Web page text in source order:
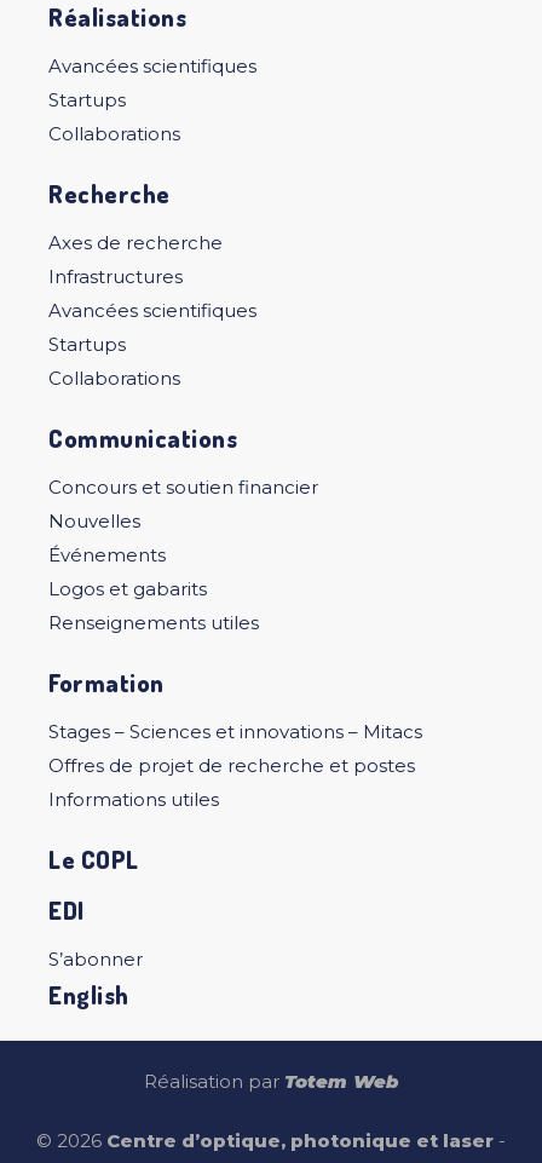
Réalisations
Avancées scientifiques
Startups
Collaborations
Recherche
Axes de recherche
Infrastructures
Avancées scientifiques
Startups
Collaborations
Communications
Concours et soutien financier
Nouvelles
Événements
Logos et gabarits
Renseignements utiles
Formation
Stages – Sciences et innovations – Mitacs
Offres de projet de recherche et postes
Informations utiles
Le COPL
EDI
S’abonner
English
Réalisation par Totem Web
© 2026 Centre d’optique, photonique et laser -